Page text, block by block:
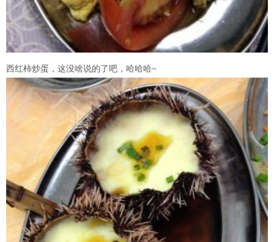
西红柿炒蛋，这没啥说的了吧，哈哈哈~